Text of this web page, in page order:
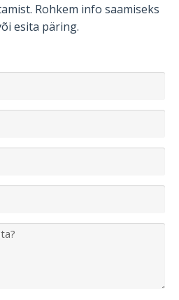
Rohkem info saamiseks
esita päring.